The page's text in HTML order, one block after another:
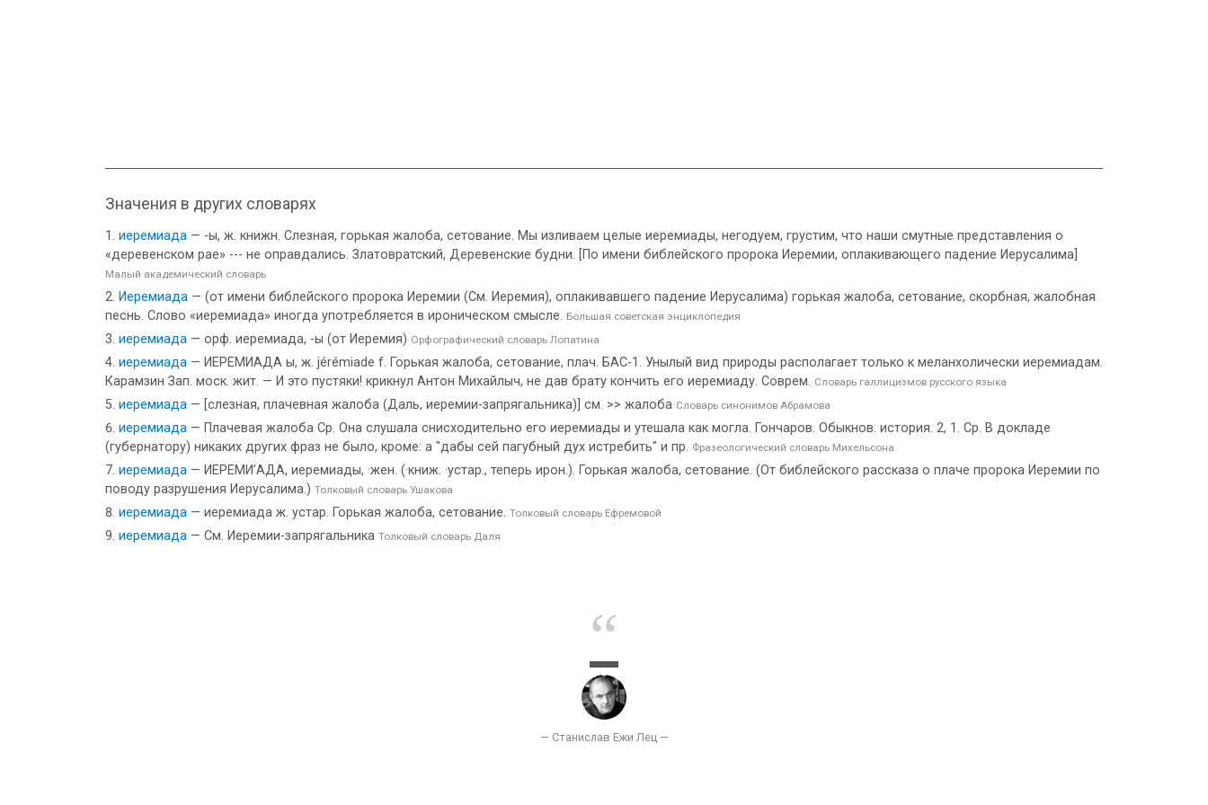
Значения в других словарях
иеремиада — -ы, ж. книжн. Слезная, горькая жалоба, сетование. Мы изливаем целые иеремиады, негодуем, грустим, что наши смутные представления о
«деревенском рае» --- не оправдались. Златовратский, Деревенские будни. [По имени библейского пророка Иеремии, оплакивающего падение Иерусалима]
Малый академический словарь
Иеремиада — (от имени библейского пророка Иеремии (См. Иеремия), оплакивавшего падение Иерусалима) горькая жалоба, сетование, скорбная, жалобная
песнь. Слово «иеремиада» иногда употребляется в ироническом смысле. Большая советская энциклопедия
иеремиада — орф. иеремиада, -ы (от Иеремия) Орфографический словарь Лопатина
иеремиада — ИЕРЕМИАДА ы, ж. jérémiade f. Горькая жалоба, сетование, плач. БАС-1. Унылый вид природы располагает только к меланхолически иеремиадам.
Карамзин Зап. моск. жит. — И это пустяки! крикнул Антон Михайлыч, не дав брату кончить его иеремиаду. Соврем. Словарь галлицизмов русского языка
иеремиада — [слезная, плачевная жалоба (Даль, иеремии-запрягальника)] см. >> жалоба Словарь синонимов Абрамова
иеремиада — Плачевая жалоба Ср. Она слушала снисходительно его иеремиады и утешала как могла. Гончаров. Обыкнов. история. 2, 1. Ср. В докладе
(губернатору) никаких других фраз не было, кроме: а "дабы сей пагубный дух истребить" и пр. Фразеологический словарь Михельсона
иеремиада — ИЕРЕМИ’АДА, иеремиады, ·жен. (·книж. ·устар., теперь ирон.). Горькая жалоба, сетование. (От библейского рассказа о плаче пророка Иеремии по
поводу разрушения Иерусалима.) Толковый словарь Ушакова
иеремиада — иеремиада ж. устар. Горькая жалоба, сетование. Толковый словарь Ефремовой
иеремиада — См. Иеремии-запрягальника Толковый словарь Даля